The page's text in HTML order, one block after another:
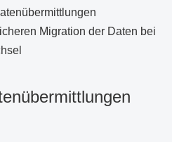
Migration der Daten bei